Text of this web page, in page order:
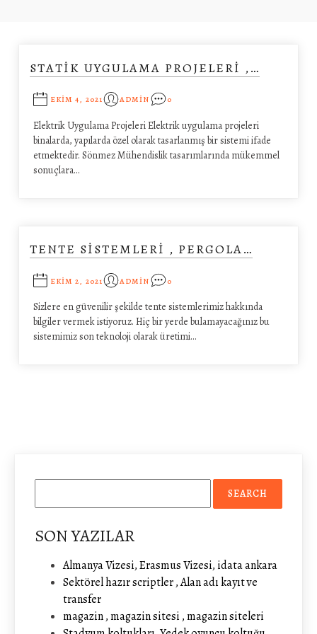
STATIK UYGULAMA PROJELERI ,…
EKIM 4, 2021 ADMIN 0
Elektrik Uygulama Projeleri Elektrik uygulama projeleri
binalarda, yapılarda özel olarak tasarlanmış bir sistemi ifade
etmektedir. Sönmez Mühendislik tasarımlarında mükemmel
sonuçlara…
TENTE SISTEMLERI , PERGOLA…
EKIM 2, 2021 ADMIN 0
Sizlere en güvenilir şekilde tente sistemlerimiz hakkında
bilgiler vermek istiyoruz. Hiç bir yerde bulamayacağınız bu
sistemimiz son teknoloji olarak üretimi…
SON YAZILAR
Almanya Vizesi, Erasmus Vizesi, idata ankara
Sektörel hazır scriptler , Alan adı kayıt ve
transfer
magazin , magazin sitesi , magazin siteleri